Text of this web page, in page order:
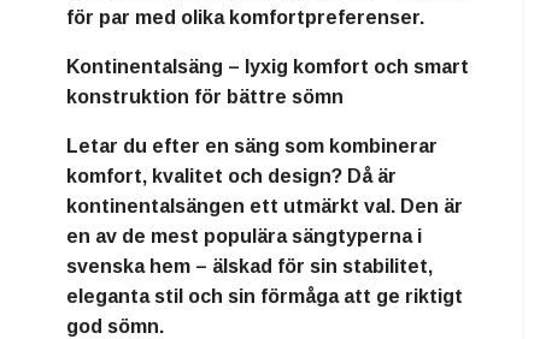
för par med olika komfortpreferenser.
Kontinentalsäng – lyxig komfort och smart
konstruktion för bättre sömn
Letar du efter en säng som kombinerar
komfort, kvalitet och design? Då är
kontinentalsängen ett utmärkt val. Den är
en av de mest populära sängtyperna i
svenska hem – älskad för sin stabilitet,
eleganta stil och sin förmåga att ge riktigt
god sömn.